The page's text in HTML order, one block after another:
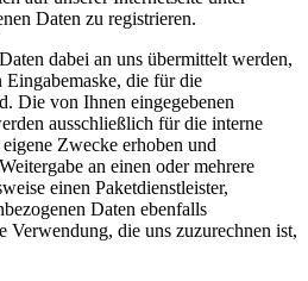
Daten zu registrieren.
dabei an uns übermittelt werden,
die für die
Die von Ihnen eingegebenen
ausschließlich für die interne
Zwecke erhoben und
an einen oder mehrere
einen Paketdienstleister,
Daten ebenfalls
Verwendung, die uns zuzurechnen ist,